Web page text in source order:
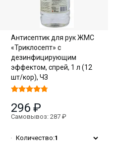
Антисептик для рук ЖМС
«Триклосепт» с
дезинфицирующим
эффектом, спрей, 1 л (12
шт/кор), ЧЗ
296 ₽
Самовывоз: 287 ₽
Количество:1